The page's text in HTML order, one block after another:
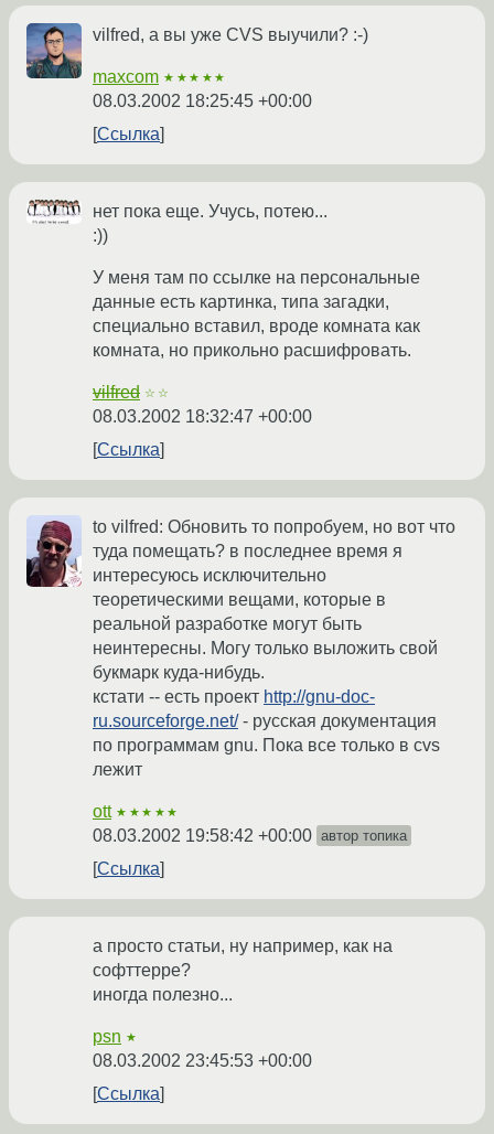
vilfred, а вы уже CVS выучили? :-)
maxcom ★★★★★
08.03.2002 18:25:45 +00:00
Ссылка
нет пока еще. Учусь, потею...
:))
У меня там по ссылке на персональные
данные есть картинка, типа загадки,
специально вставил, вроде комната как
комната, но прикольно расшифровать.
vilfred ☆☆
08.03.2002 18:32:47 +00:00
Ссылка
to vilfred: Обновить то попробуем, но вот что
туда помещать? в последнее время я
интересуюсь исключительно
теоретическими вещами, которые в
реальной разработке могут быть
неинтересны. Могу только выложить свой
букмарк куда-нибудь.
кстати -- есть проект http://gnu-doc-
ru.sourceforge.net/- русская документация
по программам gnu. Пока все только в cvs
лежит
ott ★★★★★
08.03.2002 19:58:42 +00:00 автор топика
Ссылка
а просто статьи, ну например, как на
софттерре?
иногда полезно...
psn ★
08.03.2002 23:45:53 +00:00
Ссылка